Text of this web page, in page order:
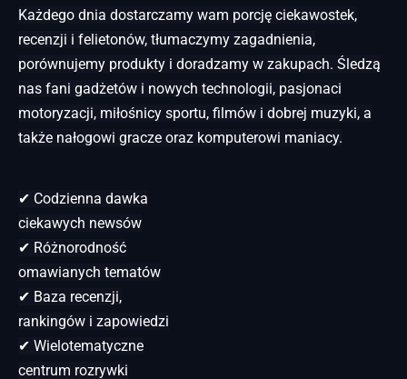
Każdego dnia dostarczamy wam porcję ciekawostek,
recenzji i felietonów, tłumaczymy zagadnienia,
porównujemy produkty i doradzamy w zakupach. Śledzą
nas fani gadżetów i nowych technologii, pasjonaci
motoryzacji, miłośnicy sportu, filmów i dobrej muzyki, a
także nałogowi gracze oraz komputerowi maniacy.
✔ Codzienna dawka
ciekawych newsów
✔ Różnorodność
omawianych tematów
✔ Baza recenzji,
rankingów i zapowiedzi
✔ Wielotematyczne
centrum rozrywki